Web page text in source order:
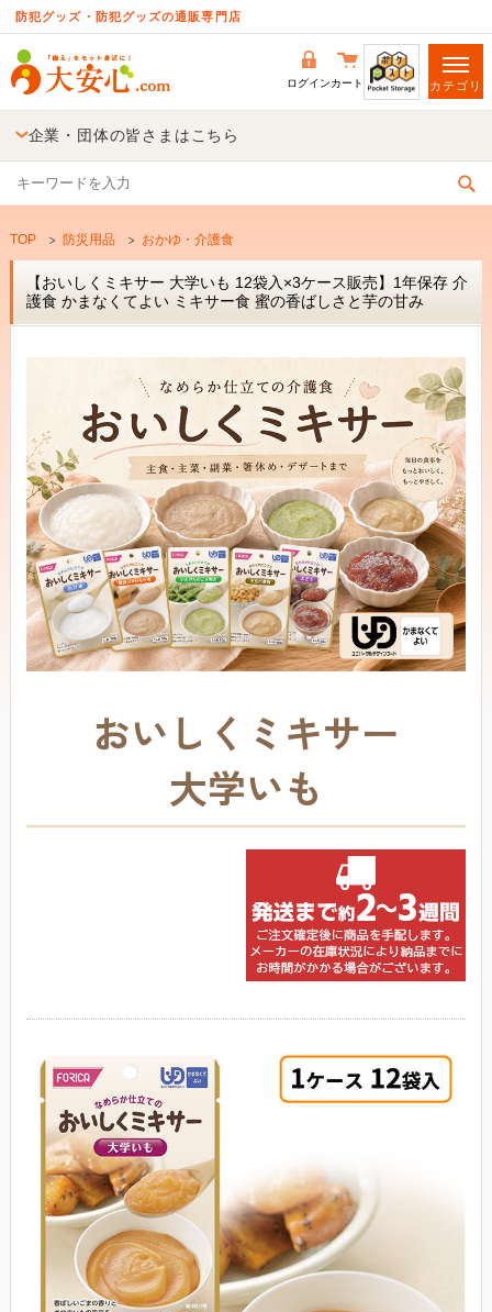
防犯グッズ・防犯グッズの通販専門店
ログインカート カテゴリ
企業・団体の皆さまはこちら
TOP 防災用品 おかゆ・介護食
【おいしくミキサー 大学いも 12袋入×3ケース販売】1年保存 介
護食 かまなくてよい ミキサー食 蜜の香ばしさと芋の甘み
おいしくミキサー
大学いも